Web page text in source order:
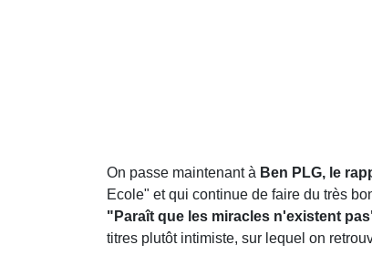
On passe maintenant à Ben PLG, le
Ecole" et qui continue de faire du très
"Paraît que les miracles n'existent
titres plutôt intimiste, sur lequel on